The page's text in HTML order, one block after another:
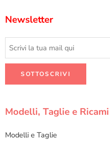
Newsletter
Modelli, Taglie e Ricami
Modelli e Taglie